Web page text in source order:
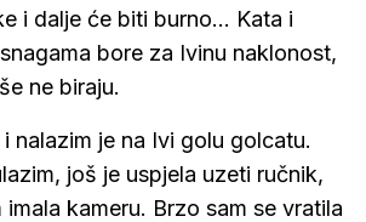
i dalje će biti burno... Kata i
bore za Ivinu naklonost,
ne biraju.
nalazim je na Ivi golu golcatu.
još je uspjela uzeti ručnik,
imala kameru. Brzo sam se vratila